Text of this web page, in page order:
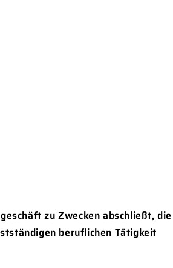
zu Zwecken abschließt, die
beruflichen Tätigkeit